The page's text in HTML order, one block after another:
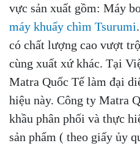
vực sản xuất gồm: Máy
máy khuấy chìm Tsurumi
có chất lượng cao vượt
cùng xuất xứ khác. Tại
Matra Quốc Tế làm đại
hiệu này. Công ty Matra
khầu phân phối và thực
sản phẩm ( theo giấy ủy